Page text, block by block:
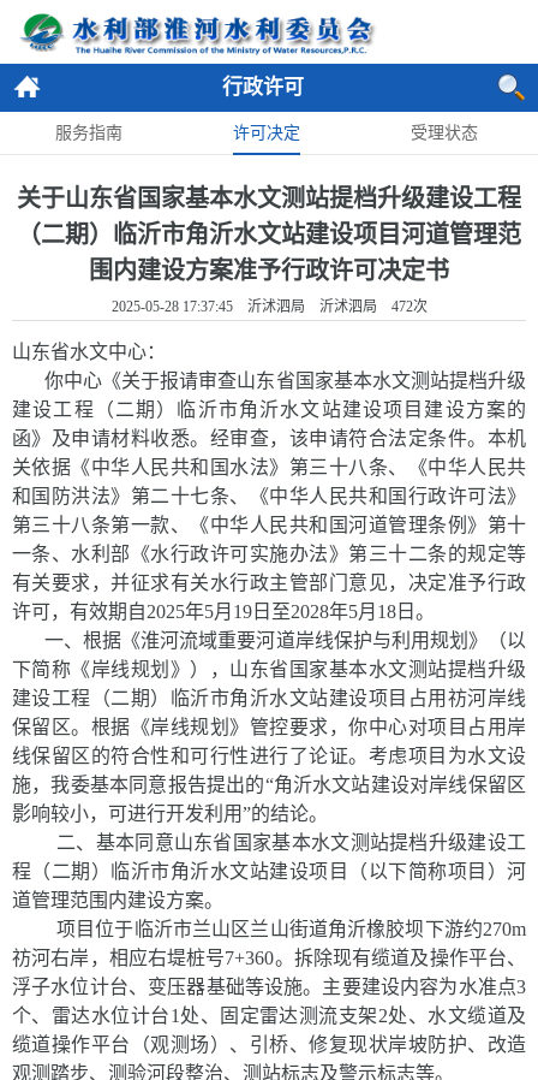
行政许可
服务指南 许可决定 受理状态
关于山东省国家基本水文测站提档升级建设工程
（二期）临沂市角沂水文站建设项目河道管理范
围内建设方案准予行政许可决定书
2025-05-28 17:37:45 沂沭泗局 沂沭泗局 472次
山东省水文中心：
你中心 《关于报请审查山东省国家基本水文测站提档升级
建设工程（二期）临沂市角沂水文站建设项目 建设方案的
函》及申请材料收悉。经审查，该申请符合法定条件。本机
关依据《中华人民共和国水法》第三十八条、《中华人民共
和国防洪法》第二十七条、《中华人民共和国行政许可法》
第三十八条第一款、《中华人民共和国河道管理条例》第十
一条、水利部《水行政许可实施办法》第三十二条的规定等
有关要求，并征求有关水行政主管部门意见，决定准予行政
许可，有效期自2025年5月 19 日至2028年5月 18 日 。
一、根据《淮河流域重要河道岸线保护与利用规划》（以
下简称《岸线规划》），山东省国家基本水文测站提档升级
建设工程（二期）临沂市角沂水文站建设项目占用祊河岸线
保留区。根据《岸线规划》管控要求，你中心对项目占用岸
线保留区的符合性和可行性进行了论证。考虑项目为水文设
施，我委基本同意报告提出的“角沂水文站建设对岸线保留区
影响较小，可进行开发利用”的结论。
二、基本同意山东省国家基本水文测站提档升级建设工
程（二期）临沂市角沂水文站建设项目（以下简称项目）河
道管理范围内建设方案。
项目位于临沂市兰山区兰山街道角沂橡胶坝下游约270m
祊河右岸，相应右堤桩号7+360。拆除现有缆道及操作平台、
浮子水位计台、变压器基础等设施。主要建设内容为水准点3
个、雷达水位计台1处、固定雷达测流支架2处、水文缆道及
缆道操作平台（观测场）、引桥、修复现状岸坡防护、改造
观测踏步、测验河段整治、测站标志及警示标志等。